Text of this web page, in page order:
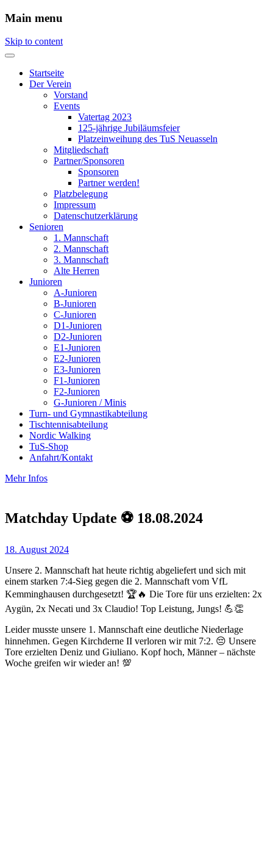
Main menu
Skip to content
Startseite
Der Verein
Vorstand
Events
Vatertag 2023
125-jährige Jubiläumsfeier
Platzeinweihung des TuS Neuasseln
Mitgliedschaft
Partner/Sponsoren
Sponsoren
Partner werden!
Platzbelegung
Impressum
Datenschutzerklärung
Senioren
1. Mannschaft
2. Mannschaft
3. Mannschaft
Alte Herren
Junioren
A-Junioren
B-Junioren
C-Junioren
D1-Junioren
D2-Junioren
E1-Junioren
E2-Junioren
E3-Junioren
F1-Junioren
F2-Junioren
G-Junioren / Minis
Turn- und Gymnastikabteilung
Tischtennisabteilung
Nordic Walking
TuS-Shop
Anfahrt/Kontakt
Mehr Infos
Matchday Update ⚽️ 18.08.2024
18. August 2024
Unsere 2. Mannschaft hat heute richtig abgeliefert und sich mit
einem starken 7:4-Sieg gegen die 2. Mannschaft vom VfL
Kemminghausen durchgesetzt! 🏆🔥 Die Tore für uns erzielten: 2x
Aygün, 2x Necati und 3x Claudio! Top Leistung, Jungs! 💪👏
Leider musste unsere 1. Mannschaft eine deutliche Niederlage
hinnehmen. Gegen Kirchderne II verloren wir mit 7:2. 😔 Unsere
Tore erzielten Deniz und Giuliano. Kopf hoch, Männer – nächste
Woche greifen wir wieder an! 💯